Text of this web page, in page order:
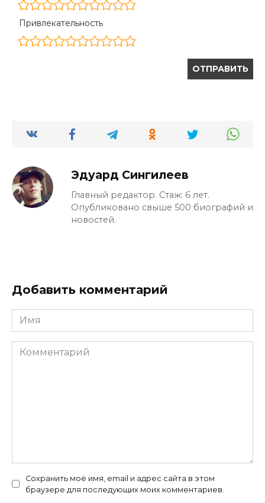
Привлекательность
Эдуард Сингилеев
Главный редактор. Стаж: 6 лет.
Опубликовано свыше 500 биографий и
новостей.
Добавить комментарий
Имя
Комментарий
Сохранить моё имя, email и адрес сайта в этом
браузере для последующих моих комментариев.